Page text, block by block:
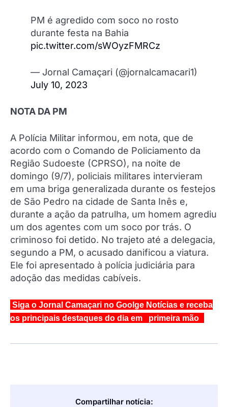
PM é agredido com soco no rosto
durante festa na Bahia
pic.twitter.com/sWOyzFMRCz
— Jornal Camaçari (@jornalcamacari1)
July 10, 2023
NOTA DA PM
A Polícia Militar informou, em nota, que de
acordo com o Comando de Policiamento da
Região Sudoeste (CPRSO), na noite de
domingo (9/7), policiais militares intervieram
em uma briga generalizada durante os festejos
de São Pedro na cidade de Santa Inês e,
durante a ação da patrulha, um homem agrediu
um dos agentes com um soco por trás. O
criminoso foi detido. No trajeto até a delegacia,
segundo a PM, o acusado danificou a viatura.
Ele foi apresentado à polícia judiciária para
adoção das medidas cabíveis.
Siga o Jornal Camaçari no Goolge Notícias e receba
os principais destaques do dia em primeira mão
Compartilhar notícia: